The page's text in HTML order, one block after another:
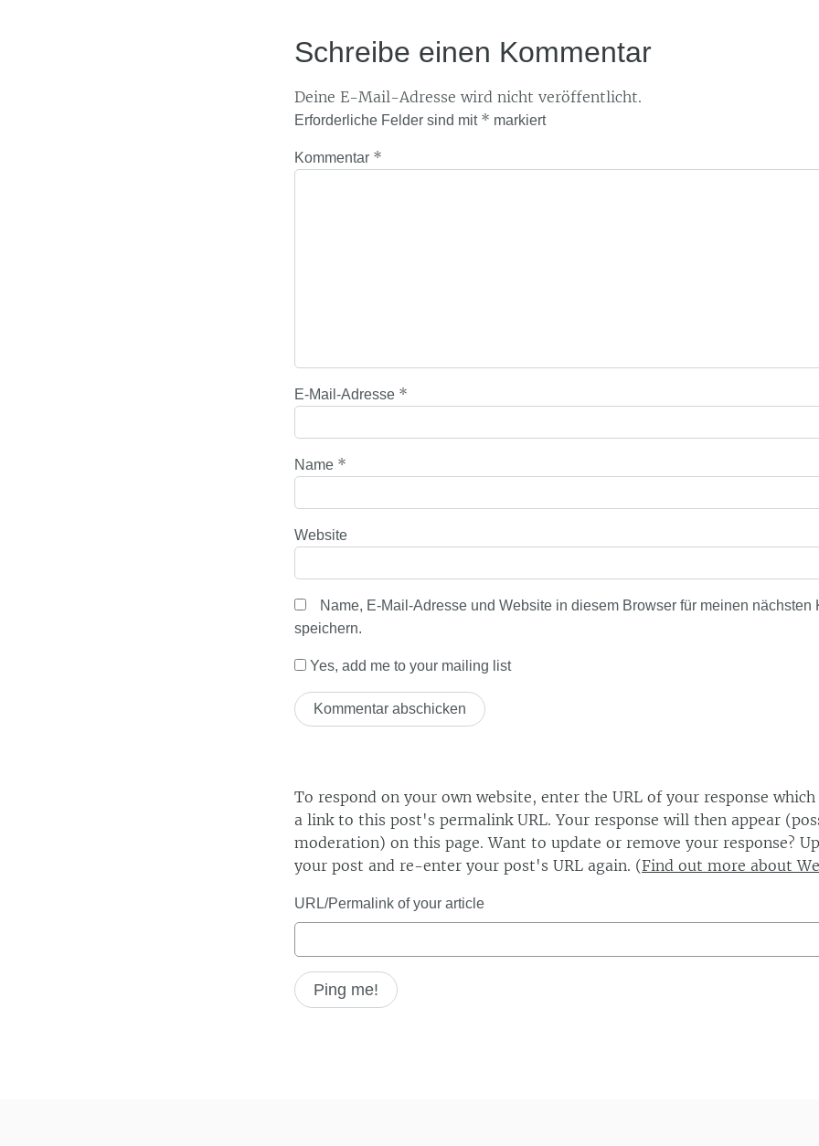
Schreibe einen Kommentar
Deine E-Mail-Adresse wird nicht veröffentlicht.
Erforderliche Felder sind mit * markiert
Kommentar *
E-Mail-Adresse *
Name *
Website
Name, E-Mail-Adresse und Website in diesem Browser für meinen nächsten
speichern.
Yes, add me to your mailing list
To respond on your own website, enter the URL of your response
a link to this post's permalink URL. Your response will then appear
moderation) on this page. Want to update or remove your response?
your post and re-enter your post's URL again. (Find out more about
URL/Permalink of your article